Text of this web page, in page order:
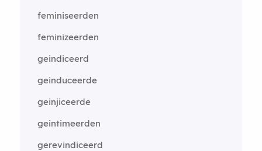
feminiseerden
feminizeerden
geindiceerd
geinduceerde
geinjiceerde
geintimeerden
gerevindiceerd